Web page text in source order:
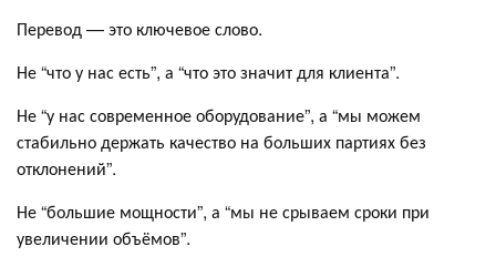
Перевод — это ключевое слово.
Не “что у нас есть”, а “что это значит для клиента”.
Не “у нас современное оборудование”, а “мы можем
стабильно держать качество на больших партиях без
отклонений”.
Не “большие мощности”, а “мы не срываем сроки при
увеличении объёмов”.